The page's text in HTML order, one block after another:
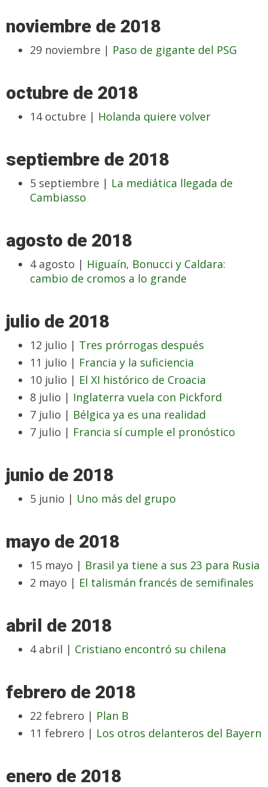
noviembre de 2018
29 noviembre | Paso de gigante del PSG
octubre de 2018
14 octubre | Holanda quiere volver
septiembre de 2018
5 septiembre | La mediática llegada de
Cambiasso
agosto de 2018
4 agosto | Higuaín, Bonucci y Caldara:
cambio de cromos a lo grande
julio de 2018
12 julio | Tres prórrogas después
11 julio | Francia y la suficiencia
10 julio | El XI histórico de Croacia
8 julio | Inglaterra vuela con Pickford
7 julio | Bélgica ya es una realidad
7 julio | Francia sí cumple el pronóstico
junio de 2018
5 junio | Uno más del grupo
mayo de 2018
15 mayo | Brasil ya tiene a sus 23 para Rusia
2 mayo | El talismán francés de semifinales
abril de 2018
4 abril | Cristiano encontró su chilena
febrero de 2018
22 febrero | Plan B
11 febrero | Los otros delanteros del Bayern
enero de 2018